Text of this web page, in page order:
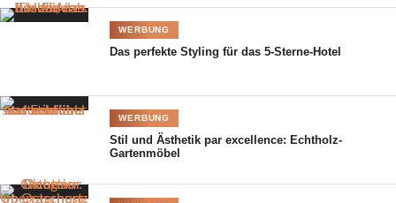
WERBUNG
Das perfekte Styling für das 5-Sterne-Hotel
WERBUNG
Stil und Ästhetik par excellence: Echtholz-
Gartenmöbel